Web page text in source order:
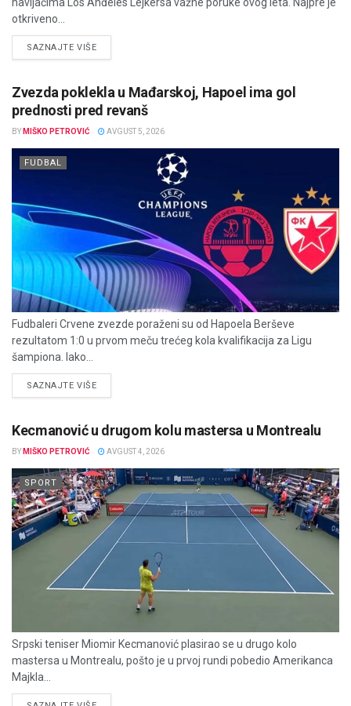
otkriveno...
SAZNAJTE VIŠEDETAILS
Zvezda poklekla u Mađarskoj, Hapoel ima gol
prednosti pred revanš
BY MIŠKO PETROVIĆ AVGUST 5, 2026
FUDBAL
Fudbaleri Crvene zvezde poraženi su od Hapoela Berševe
rezultatom 1:0 u prvom meču trećeg kola kvalifikacija za Ligu
šampiona. Iako...
SAZNAJTE VIŠEDETAILS
Kecmanović u drugom kolu mastersa u Montrealu
BY MIŠKO PETROVIĆ AVGUST 4, 2026
SPORT
Srpski teniser Miomir Kecmanović plasirao se u drugo kolo
mastersa u Montrealu, pošto je u prvoj rundi pobedio Amerikanca
Majkla...